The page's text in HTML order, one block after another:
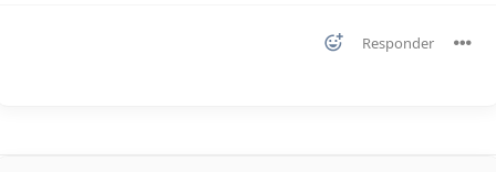
Responder